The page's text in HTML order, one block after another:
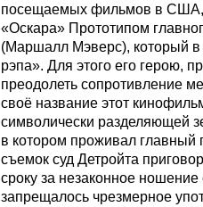
посещаемых фильмов в США,
«Оскара» Прототипом
(Маршалл Мэверс), который в
рэпа». Для этого его герою,
преодолеть сопротивление
своё название этот
символически разделяющей
в котором проживал главный
съемок суд Детройта
сроку за незаконное
запрещалось чрезмерное